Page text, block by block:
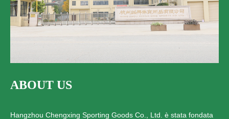
ABOUT US
Hangzhou Chengxing Sporting Goods Co., Ltd. è stata fondata